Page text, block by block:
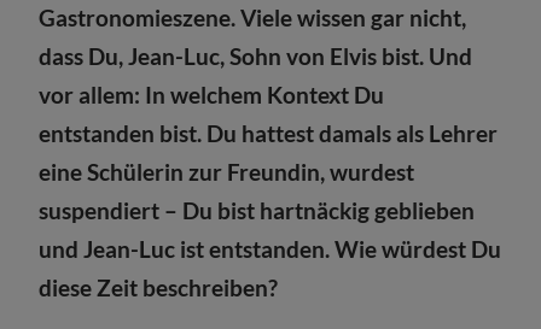
Gastronomieszene. Viele wissen gar nicht,
dass Du, Jean-Luc, Sohn von Elvis bist. Und
vor allem: In welchem Kontext Du
entstanden bist. Du hattest damals als Lehrer
eine Schülerin zur Freundin, wurdest
suspendiert – Du bist hartnäckig geblieben
und Jean-Luc ist entstanden. Wie würdest Du
diese Zeit beschreiben?